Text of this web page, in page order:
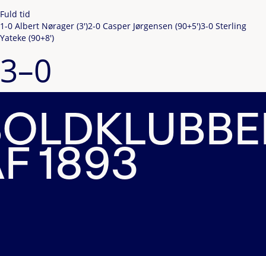
Fuld tid
1-0 Albert Nørager (3')2-0 Casper Jørgensen (90+5')3-0 Sterling
Yateke (90+8')
3–0
1893